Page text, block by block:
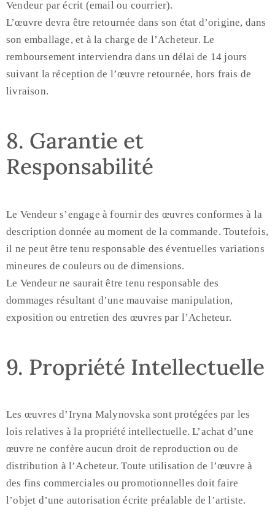
Vendeur par écrit (email ou courrier).
L’œuvre devra être retournée dans son état d’origine, dans
son emballage, et à la charge de l’Acheteur. Le
remboursement interviendra dans un délai de 14 jours
suivant la réception de l’œuvre retournée, hors frais de
livraison.
8. Garantie et
Responsabilité
Le Vendeur s’engage à fournir des œuvres conformes à la
description donnée au moment de la commande. Toutefois,
il ne peut être tenu responsable des éventuelles variations
mineures de couleurs ou de dimensions.
Le Vendeur ne saurait être tenu responsable des
dommages résultant d’une mauvaise manipulation,
exposition ou entretien des œuvres par l’Acheteur.
9. Propriété Intellectuelle
Les œuvres d’Iryna Malynovska sont protégées par les
lois relatives à la propriété intellectuelle. L’achat d’une
œuvre ne confère aucun droit de reproduction ou de
distribution à l’Acheteur. Toute utilisation de l’œuvre à
des fins commerciales ou promotionnelles doit faire
l’objet d’une autorisation écrite préalable de l’artiste.